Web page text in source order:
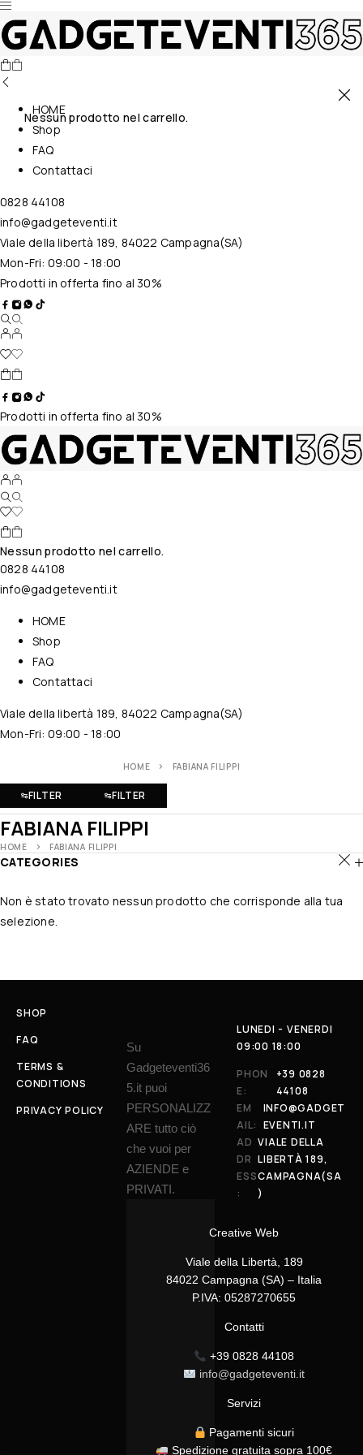
Nessun prodotto nel carrello.
HOME
Shop
FAQ
Contattaci
0828 44108
info@gadgeteventi.it
Viale della libertà 189, 84022 Campagna(SA)
Mon-Fri: 09:00 - 18:00
Prodotti in offerta fino al 30%
Prodotti in offerta fino al 30%
Nessun prodotto nel carrello.
0828 44108
info@gadgeteventi.it
HOME
Shop
FAQ
Contattaci
Viale della libertà 189, 84022 Campagna(SA)
Mon-Fri: 09:00 - 18:00
HOME FABIANA FILIPPI
FILTER FILTER
FABIANA FILIPPI
HOME FABIANA FILIPPI
CATEGORIES
Non è stato trovato nessun prodotto che corrisponde alla tua
selezione.
SHOP
FAQ
TERMS &
CONDITIONS
PRIVACY POLICY
Su
Gadgeteventi36
5.it puoi
PERSONALIZZ
ARE tutto ciò
che vuoi per
AZIENDE e
PRIVATI.
Creative Web
Viale della Libertà, 189
84022 Campagna (SA) – Italia
P.IVA: 05287270655
Contatti
+39 0828 44108
info@gadgeteventi.it
Servizi
Pagamenti sicuri
Spedizione gratuita sopra 100€
LUNEDI - VENERDI
09:00 18:00
PHON
E:
+39 0828
44108
EM
AIL:
INFO@GADGET
EVENTI.IT
AD
DR
ESS
:
VIALE DELLA
LIBERTÀ 189,
CAMPAGNA(SA
)